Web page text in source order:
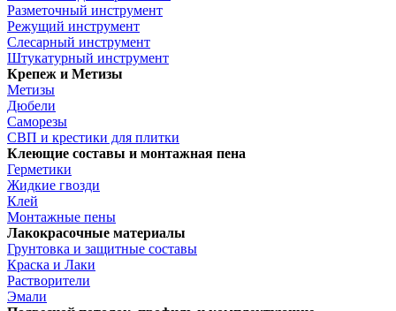
Разметочный инструмент
Режущий инструмент
Слесарный инструмент
Штукатурный инструмент
Крепеж и Метизы
Метизы
Дюбели
Саморезы
СВП и крестики для плитки
Клеющие составы и монтажная пена
Герметики
Жидкие гвозди
Клей
Монтажные пены
Лакокрасочные материалы
Грунтовка и защитные составы
Краска и Лаки
Растворители
Эмали